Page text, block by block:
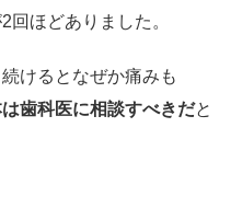
回ほどありました。
けるとなぜか痛みも
歯科医に相談すべきだと